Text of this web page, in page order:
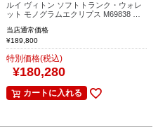
ルイ ヴィトン ソフトトランク・ウォレ
ット モノグラムエクリプス M69838 …
当店通常価格
¥189,800
特別価格(税込)
¥180,280
カートに入れる